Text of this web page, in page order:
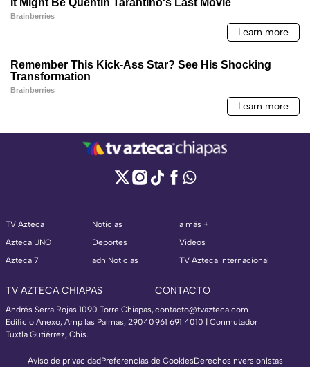
TV Azteca
Azteca UNO
Azteca 7
Noticias
Deportes
adn Noticias
a más +
Videos
TV Azteca Internacional
TV AZTECA CHIAPAS
Andrés Serra Rojas 1090 Torre Chiapas,
Edificio Anexo, Amp las Palmas, 29040
Tuxtla Gutiérrez, Chis.
CONTACTO
contacto@tvazteca.com
961 691 4010 | Conmutador
Aviso de privacidadPreferencias de CookiesDerechosInversionistas